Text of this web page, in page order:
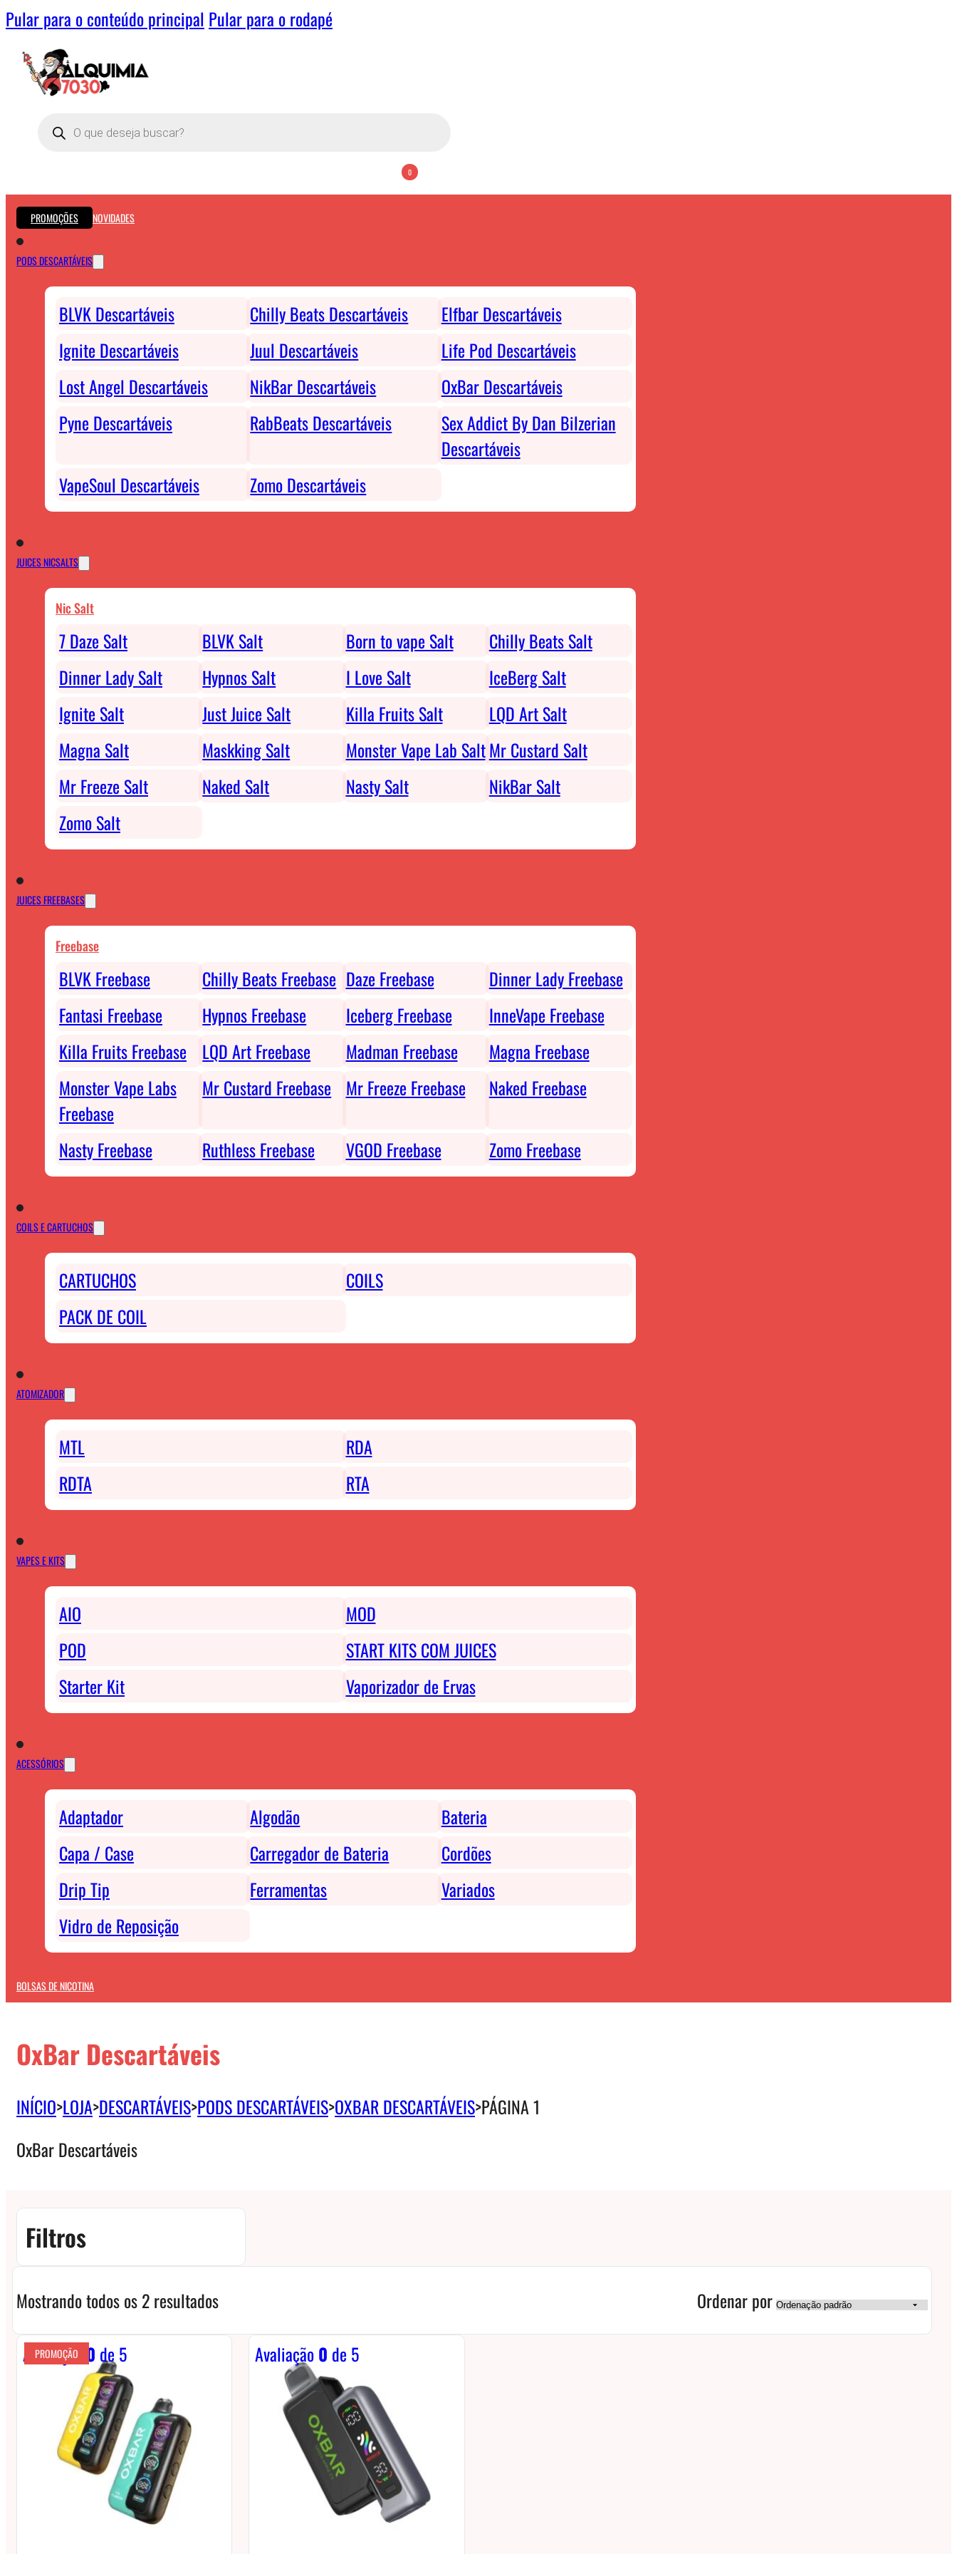
Pular para o conteúdo principal Pular para o rodapé
Pesquisar
produtos
0
PROMOÇÕES NOVIDADES
PODS DESCARTÁVEIS
BLVK Descartáveis Chilly Beats Descartáveis
Elfbar Descartáveis
Ignite Descartáveis
Juul Descartáveis
Life Pod Descartáveis
Lost Angel Descartáveis
NikBar Descartáveis
OxBar Descartáveis
Pyne Descartáveis
RabBeats Descartáveis
Sex Addict By Dan Bilzerian
Descartáveis
VapeSoul Descartáveis
Zomo Descartáveis
JUICES NICSALTS
Nic Salt
7 Daze Salt BLVK Salt Born to vape Salt
Chilly Beats Salt
Dinner Lady Salt
Hypnos Salt I Love Salt
IceBerg Salt
Ignite Salt
Just Juice Salt Killa Fruits Salt
LQD Art Salt
Magna Salt
Maskking Salt Monster Vape Lab SaltMr Custard Salt
Mr Freeze Salt
Naked Salt Nasty Salt
NikBar Salt
Zomo Salt
JUICES FREEBASES
Freebase
BLVK Freebase Chilly Beats Freebase Daze Freebase
Dinner Lady Freebase
Fantasi Freebase
Hypnos Freebase Iceberg Freebase
InneVape Freebase
Killa Fruits Freebase
LQD Art Freebase Madman Freebase
Magna Freebase
Monster Vape Labs
Freebase
Mr Custard Freebase Mr Freeze Freebase Naked Freebase
Nasty Freebase Ruthless Freebase VGOD Freebase Zomo Freebase
COILS E CARTUCHOS
CARTUCHOS
COILS
PACK DE COIL
ATOMIZADOR
MTL
RDA
RDTA
RTA
VAPES E KITS
AIO
MOD
POD
START KITS COM JUICES
Starter Kit
Vaporizador de Ervas
ACESSÓRIOS
Adaptador Algodão
Bateria
Capa / Case
Carregador de Bateria
Cordões
Drip Tip
Ferramentas
Variados
Vidro de Reposição
BOLSAS DE NICOTINA
OxBar Descartáveis
INÍCIO>LOJA>DESCARTÁVEIS>PODS DESCARTÁVEIS>OXBAR DESCARTÁVEIS>PÁGINA 1
OxBar Descartáveis
Filtros
Mostrando todos os 2 resultados Ordenar por
Avaliação 0 de 5
PROMOÇÃO Avaliação0 de 5